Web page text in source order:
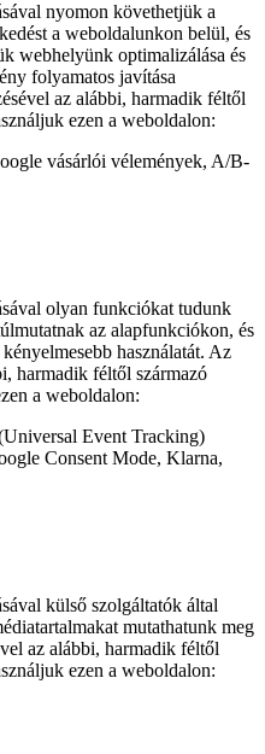
nyomon követhetjük a
a weboldalunkon belül, és
webhelyünk optimalizálása és
folyamatos javítása
az alábbi, harmadik féltől
ezen a weboldalon:
vásárlói vélemények, A/B-
olyan funkciókat tudunk
az alapfunkciókon, és
használatát. Az
harmadik féltől származó
a weboldalon:
Event Tracking)
Consent Mode, Klarna,
külső szolgáltatók által
mutathatunk meg
az alábbi, harmadik féltől
ezen a weboldalon: